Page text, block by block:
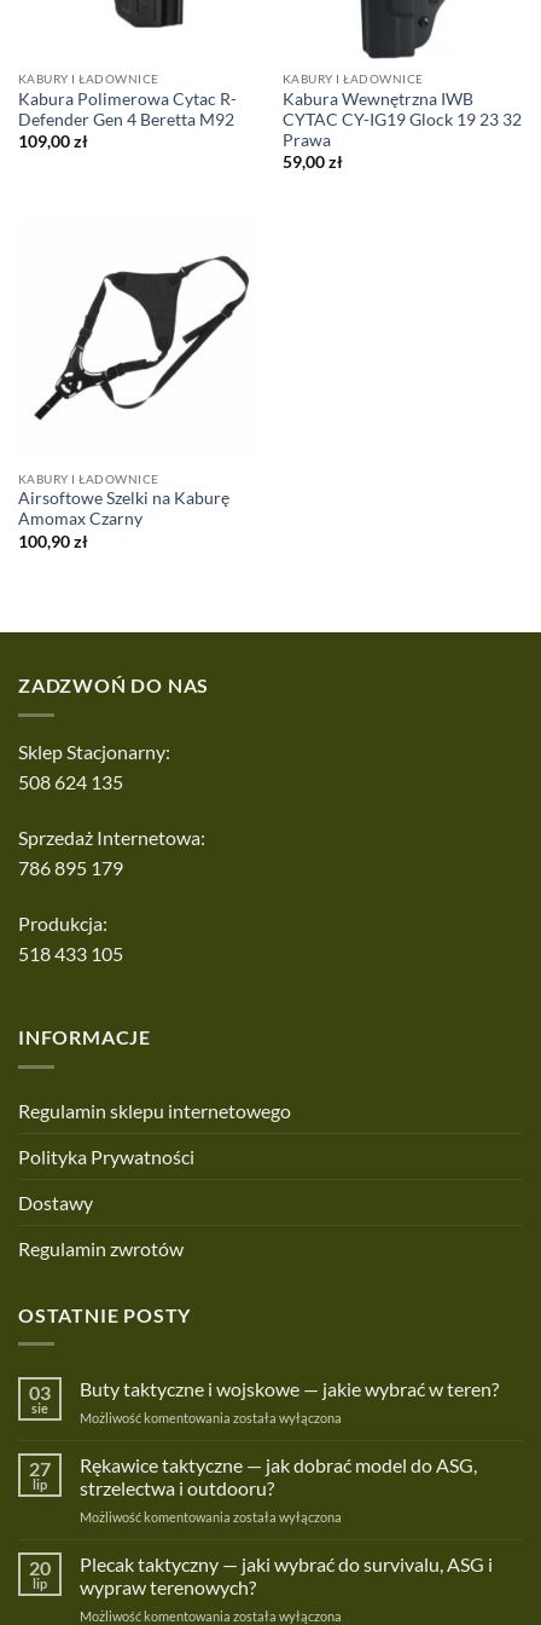
KABURY I ŁADOWNICE
Kabura Polimerowa Cytac R-
Defender Gen 4 Beretta M92
109,00zł
KABURY I ŁADOWNICE
Kabura Wewnętrzna IWB
CYTAC CY-IG19 Glock 19 23 32
Prawa
59,00zł
KABURY I ŁADOWNICE
Airsoftowe Szelki na Kaburę
Amomax Czarny
100,90zł
ZADZWOŃ DO NAS
Sklep Stacjonarny:
508 624 135
Sprzedaż Internetowa:
786 895 179
Produkcja:
518 433 105
INFORMACJE
Regulamin sklepu internetowego
Polityka Prywatności
Dostawy
Regulamin zwrotów
OSTATNIE POSTY
03
sie
Buty taktyczne i wojskowe — jakie wybrać w teren?
Możliwość komentowania Buty
wojskowe
—
jakie
teren?
została wyłączona
27
lip
Rękawice taktyczne — jak dobrać model do ASG,
strzelectwa i outdooru?
Możliwość komentowania Rękawice
jak
dobrać
model
została wyłączona
20
lip
Plecak taktyczny — jaki wybrać do survivalu, ASG i
wypraw terenowych?
Możliwość komentowania Plecak
została wyłączona